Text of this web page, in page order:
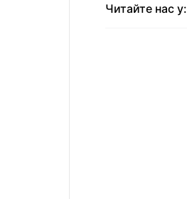
Читайте нас у: